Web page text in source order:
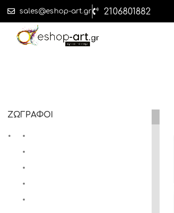
sales@eshop-art.gr 2106801882
ΖΩΓΡΑΦΟΙ